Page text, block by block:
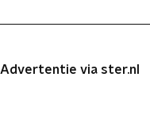
Advertentie via ster.nl